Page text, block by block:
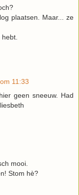
plaatsen. Maar... ze
hebt.
11:33
geen sneeuw. Had
mooi.
Stom hè?